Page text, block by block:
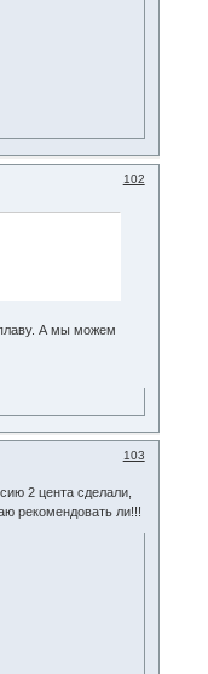
102
плаву. А мы можем
103
2 цента сделали,
рекомендовать ли!!!